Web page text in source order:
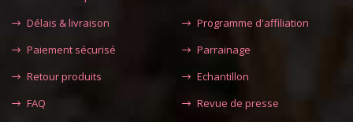
Délais & livraison
Paiement sécurisé
Retour produits
FAQ
Programme d'affiliation
Parrainage
Echantillon
Revue de presse